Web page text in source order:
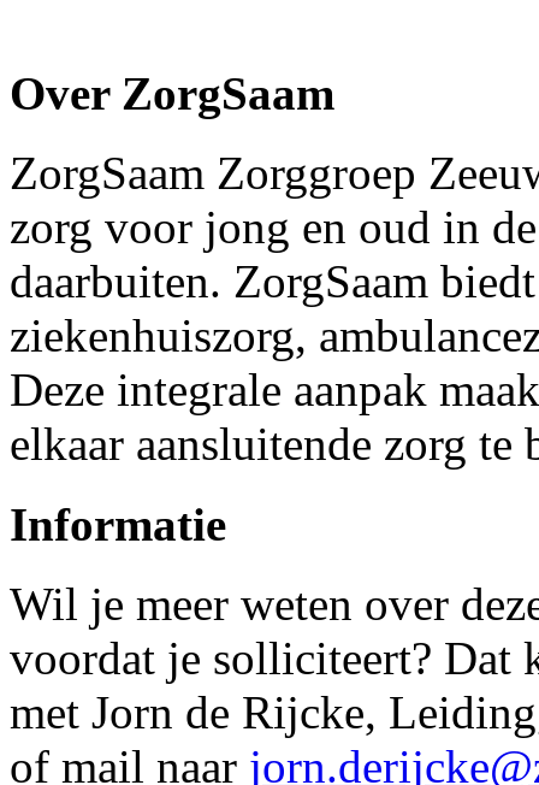
Over ZorgSaam
ZorgSaam Zorggroep
zorg voor jong en oud in
daarbuiten. ZorgSaam
ziekenhuiszorg,
Deze integrale aanpak
elkaar aansluitende zorg
Informatie
Wil je meer weten over
voordat je solliciteert? Dat
met Jorn de Rijcke,
of mail naar